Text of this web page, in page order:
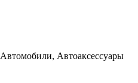
Автомобили, Автоаксессуары